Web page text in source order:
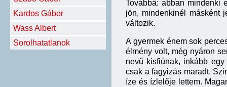
Kardos Gábor
Wass Albert
Sorolhatatlanok
Továbbá: abban mindenki
jön, mindenkinél másként
változik.
A gyermek énem sok
élmény volt, még nyáron
nevű kisfiúnak, inkább
csak a fagyizás maradt.
íze és ízlelője lettem.